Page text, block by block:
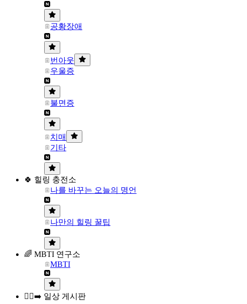
공황장애
번아웃
우울증
불면증
치매
기타
🍀 힐링 충전소
나를 바꾸는 오늘의 명언
나만의 힐링 꿀팁
🌈 MBTI 연구소
MBTI
🏃‍♀️‍➡️ 일상 게시판